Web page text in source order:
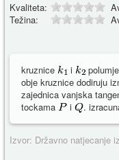
Kvaliteta:
Težina:
kruznice i
obje kruznice dodiruju
zajednica vanjska
tockama
i .
Izvor: Državno natjecanje